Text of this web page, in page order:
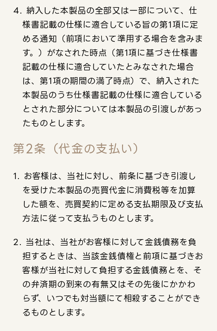
4. 納入した本製品の全部又は一部について、仕
様書記載の仕様に適合している旨の第1項に定
める通知（前項において準用する場合を含みま
す。）がなされた時点（第1項に基づき仕様書
記載の仕様に適合していたとみなされた場合
は、第1項の期間の満了時点）で、納入された
本製品のうち仕様書記載の仕様に適合している
とされた部分については本製品の引渡しがあっ
たものとします。
第2条（代金の支払い）
1. お客様は、当社に対し、前条に基づき引渡し
を受けた本製品の売買代金に消費税等を加算
した額を、売買契約に定める支払期限及び支払
方法に従って支払うものとします。
2. 当社は、当社がお客様に対して金銭債務を負
担するときは、当該金銭債権と前項に基づきお
客様が当社に対して負担する金銭債務とを、そ
の弁済期の到来の有無又はその先後にかかわ
らず、いつでも対当額にて相殺することができ
るものとします。